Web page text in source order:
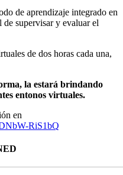
de aprendizaje integrado en
de supervisar y evaluar el
de dos horas cada una,
la estará brindando
entonos virtuales.
en
RiS1bQ